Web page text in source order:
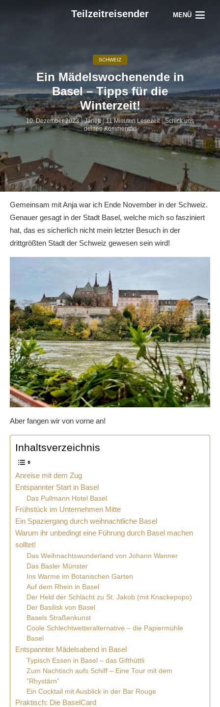
Teilzeitreisender MENÜ
SCHWEIZ
Ein Mädelswochenende in
Basel – Tipps für die
Winterzeit!
10. Dezember 2023 Janett 11 Minuten Lesezeit
Schick uns
deinen Kommentar!
Gemeinsam mit Anja war ich Ende November in der Schweiz.
Genauer gesagt in der Stadt Basel, welche mich so fasziniert
hat, das es sicherlich nicht mein letzter Besuch in der
drittgrößten Stadt der Schweiz gewesen sein wird!
Aber fangen wir von vorne an!
Inhaltsverzeichnis
Anreise mit dem Zug
Entspannter Start in Basel
Das Pullmann Hotel Basel
Frühstück im Unternehmen Mitte
Ein Spaziergang durch weihnachtliche Basel
Warum ihr unbedingt eine Führung durch Basel machen
solltet!
Das Weihnachtswunderland von Johann Wanner
Das Basler Münster
Ins Warme im Botanischen Garten
Auf dem Rhein in Basel
Der Held der Schlacht zu St. Jakob (mit Knackepopo)
Der Basilisk von Basel
Basels Straßenkunst
Coole Schlechtwetteralternative – die Papiermühle
Basel
Entspannter Mädelsabend in Basel
Typisch Essen in Basel – das Gifthüttli
Zum Nachtisch aufs Schiff – Eine Tour mit dem
“Rhystärn”
Ein Cocktail mit Ausblick in der Bar Rouge
Praktisch: Die BaselCard